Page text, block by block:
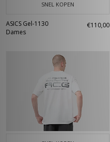
SNEL KOPEN
ASICS Gel-1130
Dames
€110,00